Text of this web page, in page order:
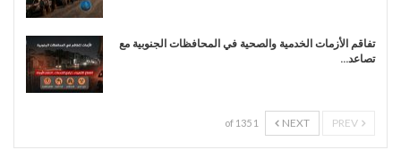
تفاقم الأزمات الخدمية والصحية في المحافظات الجنوبية مع
تصاعد…
NEXT
1 of 135